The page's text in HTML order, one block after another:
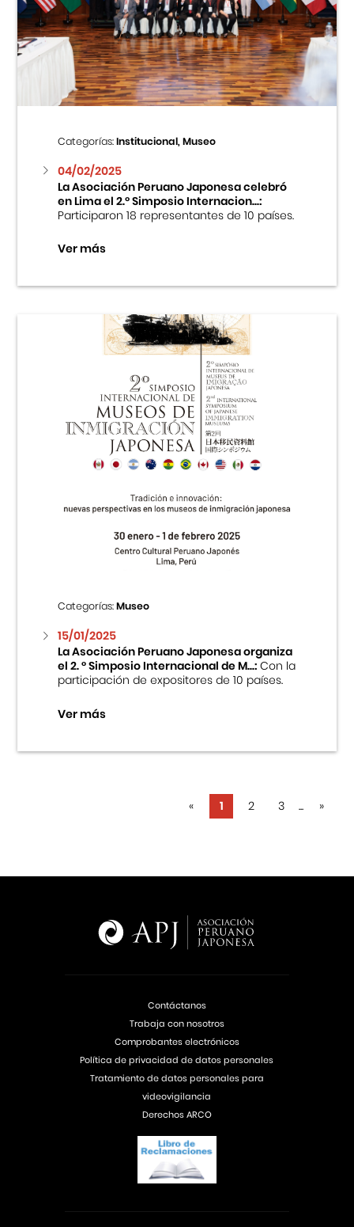
Categorías:Institucional, Museo
04/02/2025
La Asociación Peruano Japonesa celebró
en Lima el 2.º Simposio Internacion...:
Participaron 18 representantes de 10 países.
Ver más
Categorías:Museo
15/01/2025
La Asociación Peruano Japonesa organiza
el 2. ° Simposio Internacional de M...:Con la
participación de expositores de 10 países.
Ver más
« 1 2 3 ... »
Contáctanos
Trabaja con nosotros
Comprobantes electrónicos
Política de privacidad de datos personales
Tratamiento de datos personales para
videovigilancia
Derechos ARCO